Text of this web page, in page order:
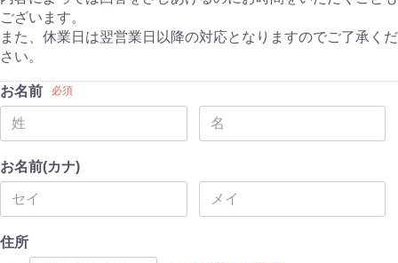
ございます。
また、休業日は翌営業日以降の対応となりますのでご了承くだ
さい。
お名前 必須
お名前(カナ)
住所